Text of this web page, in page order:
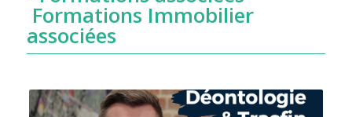
Formations Immobilier
associées